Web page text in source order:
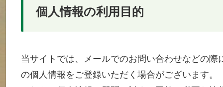
個人情報の利用目的
当サイトでは、メールでのお問い合わせなどの
の個人情報をご登録いただく場合がございます。